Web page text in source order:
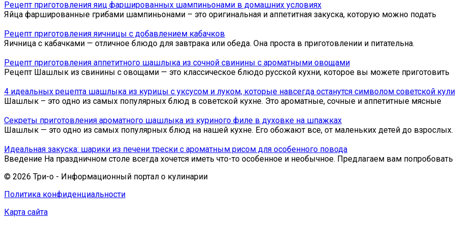
Рецепт приготовления яиц фаршированных шампиньонами в домашних условиях
Яйца фаршированные грибами шампиньонами – это оригинальная и аппетитная закуска, которую можно подать
Рецепт приготовления яичницы с добавлением кабачков
Яичница с кабачками — отличное блюдо для завтрака или обеда. Она проста в приготовлении и питательна.
Рецепт приготовления аппетитного шашлыка из сочной свинины с ароматными овощами
Рецепт Шашлык из свинины с овощами — это классическое блюдо русской кухни, которое вы можете приготовить
4 идеальных рецепта шашлыка из курицы с уксусом и луком, которые навсегда останутся символом советской
Шашлык – это одно из самых популярных блюд в советской кухне. Это ароматные, сочные и аппетитные мясные
Секреты приготовления ароматного шашлыка из куриного филе в духовке на шпажках
Шашлык — это одно из самых популярных блюд на нашей кухне. Его обожают все, от маленьких детей до взрослых.
Идеальная закуска: шарики из печени трески с ароматным рисом для особенного повода
Введение На праздничном столе всегда хочется иметь что-то особенное и необычное. Предлагаем вам попробовать
© 2026 Три-о - Информационный портал о кулинарии
Политика конфиденциальности
Карта сайта